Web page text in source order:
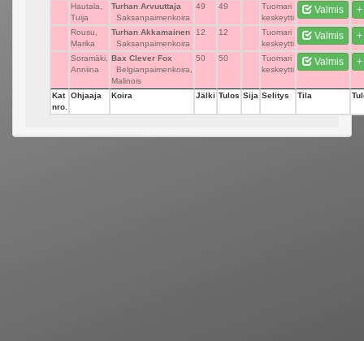
Hautala,
Tuija
Turhan Arvuuttaja
Saksanpaimenkoira
49 49
Tuomari
keskeytti
Valmis +
Rousu,
Marika
Turhan Akkamainen
Saksanpaimenkoira
12 12
Tuomari
keskeytti
Valmis +
Soramäki,
Anniina
Bax Clever Fox
Belgianpaimenkoira,
Malinois
50 50
Tuomari
keskeytti
Valmis +
Kat
nro.
Ohjaaja Koira Jälki Tulos Sija Selitys Tila